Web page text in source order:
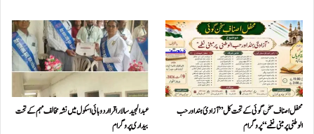
محفل اصناف سخن گوئی کے تحت کل ”آزادئ ہند اور حب
الوطنی پر مبنی نغمے“پروگرام
عبدالمجید سالار اقرا اردو ہائی اسکول میں نشہ مخالف مہم کے تحت
بیداری پروگرام